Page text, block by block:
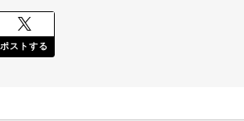
ポストする